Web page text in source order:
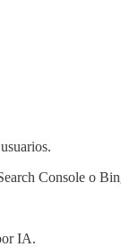
Console o
IA.